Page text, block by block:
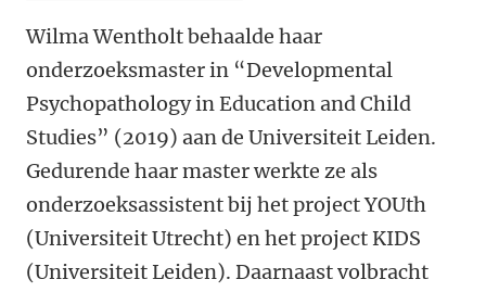
Wilma Wentholt behaalde haar
onderzoeksmaster in “Developmental
Psychopathology in Education and Child
Studies” (2019) aan de Universiteit Leiden.
Gedurende haar master werkte ze als
onderzoeksassistent bij het project YOUth
(Universiteit Utrecht) en het project KIDS
(Universiteit Leiden). Daarnaast volbracht